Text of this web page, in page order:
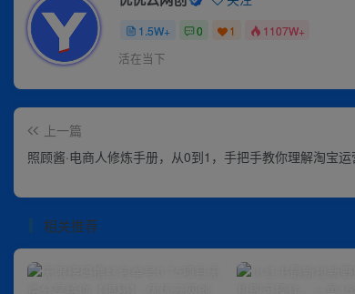
1.5W+ 0 1 1107W+
活在当下
上一篇
照顾酱·电商人修炼手册，从0到1，手把手教你理解淘宝
相关推荐